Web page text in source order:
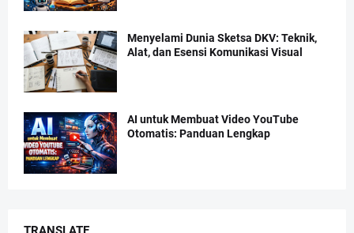
Menyelami Dunia Sketsa DKV: Teknik,
Alat, dan Esensi Komunikasi Visual
AI untuk Membuat Video YouTube
Otomatis: Panduan Lengkap